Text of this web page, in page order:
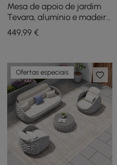
Mesa de apoio de jardim
Tevara, alumínio e madeira
de teca, com luz solar,
cinzento escuro
449,99 €
Ofertas especiais